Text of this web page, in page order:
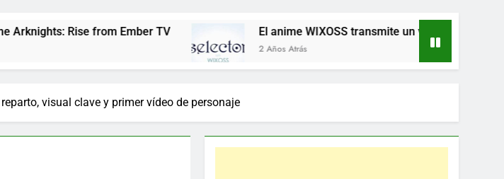
Neptunia Re;Birth Game Series se lanzará digitalmente el 21 de mayo
from Ember TV El anime WIXOSS transmite un video promocional ambientado
2 Años Atrás
visual clave y primer vídeo de personaje